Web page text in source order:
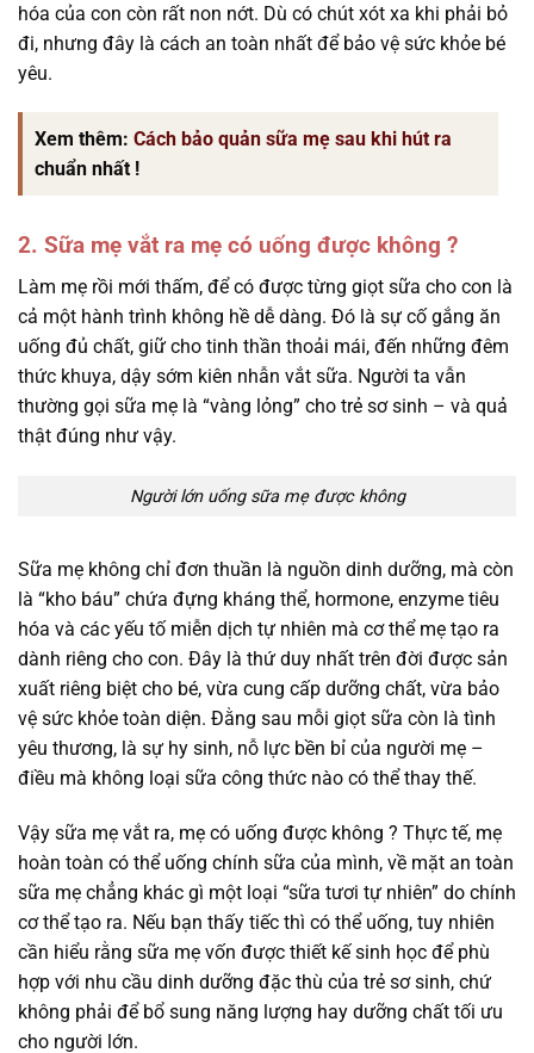
hóa của con còn rất non nớt. Dù có chút xót xa khi phải bỏ
đi, nhưng đây là cách an toàn nhất để bảo vệ sức khỏe bé
yêu.
Xem thêm: Cách bảo quản sữa mẹ sau khi hút ra
chuẩn nhất !
2. Sữa mẹ vắt ra mẹ có uống được không ?
Làm mẹ rồi mới thấm, để có được từng giọt sữa cho con là
cả một hành trình không hề dễ dàng. Đó là sự cố gắng ăn
uống đủ chất, giữ cho tinh thần thoải mái, đến những đêm
thức khuya, dậy sớm kiên nhẫn vắt sữa. Người ta vẫn
thường gọi sữa mẹ là “vàng lỏng” cho trẻ sơ sinh – và quả
thật đúng như vậy.
Người lớn uống sữa mẹ được không
Sữa mẹ không chỉ đơn thuần là nguồn dinh dưỡng, mà còn
là “kho báu” chứa đựng kháng thể, hormone, enzyme tiêu
hóa và các yếu tố miễn dịch tự nhiên mà cơ thể mẹ tạo ra
dành riêng cho con. Đây là thứ duy nhất trên đời được sản
xuất riêng biệt cho bé, vừa cung cấp dưỡng chất, vừa bảo
vệ sức khỏe toàn diện. Đằng sau mỗi giọt sữa còn là tình
yêu thương, là sự hy sinh, nỗ lực bền bỉ của người mẹ –
điều mà không loại sữa công thức nào có thể thay thế.
Vậy sữa mẹ vắt ra, mẹ có uống được không ? Thực tế, mẹ
hoàn toàn có thể uống chính sữa của mình, về mặt an toàn
sữa mẹ chẳng khác gì một loại “sữa tươi tự nhiên” do chính
cơ thể tạo ra. Nếu bạn thấy tiếc thì có thể uống, tuy nhiên
cần hiểu rằng sữa mẹ vốn được thiết kế sinh học để phù
hợp với nhu cầu dinh dưỡng đặc thù của trẻ sơ sinh, chứ
không phải để bổ sung năng lượng hay dưỡng chất tối ưu
cho người lớn.